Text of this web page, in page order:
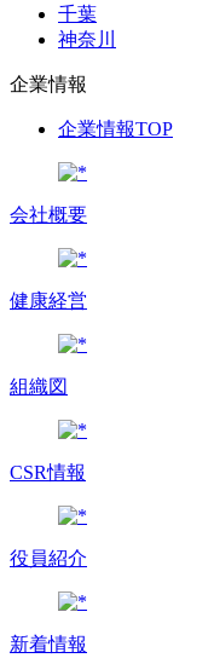
千葉
神奈川
企業情報
企業情報TOP
会社概要
健康経営
組織図
CSR情報
役員紹介
新着情報